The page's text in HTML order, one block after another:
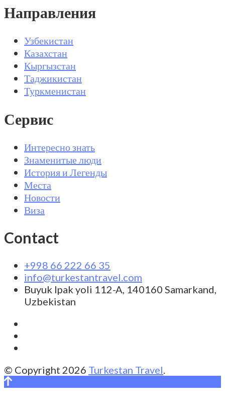
Направления
Узбекистан
Казахстан
Кыргызстан
Таджикистан
Туркменистан
Сервис
Интересно знать
Знаменитые люди
История и Легенды
Места
Новости
Виза
Contact
+998 66 222 66 35
info@turkestantravel.com
Buyuk Ipak yoli 112-A, 140160 Samarkand,
Uzbekistan
© Copyright 2026 Turkestan Travel.